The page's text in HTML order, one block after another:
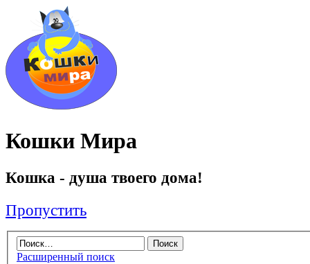
Кошки Мира
Кошка - душа твоего дома!
Пропустить
Расширенный поиск